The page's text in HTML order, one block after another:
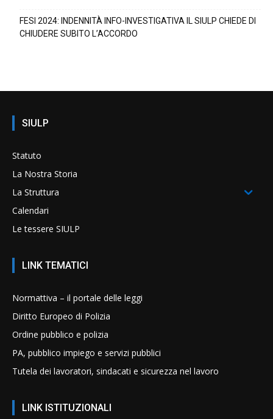
FESI 2024: INDENNITÀ INFO-INVESTIGATIVA IL SIULP CHIEDE DI
CHIUDERE SUBITO L’ACCORDO
SIULP
Statuto
La Nostra Storia
La Struttura
Calendari
Le tessere SIULP
LINK TEMATICI
Normattiva – il portale delle leggi
Diritto Europeo di Polizia
Ordine pubblico e polizia
PA, pubblico impiego e servizi pubblici
Tutela dei lavoratori, sindacati e sicurezza nel lavoro
LINK ISTITUZIONALI